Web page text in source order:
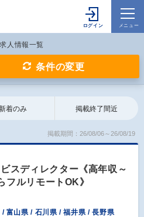
人情報一覧
条件の変更
着のみ 掲載終了間近
掲載期間：26/08/06～26/08/19
スディレクター《高年収～
ルリモートOK》
/ 富山県 / 石川県 / 福井県 / 長野県